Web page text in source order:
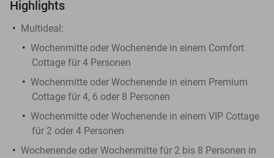
Highlights
Multideal:
Wochenmitte oder Wochenende in einem Comfort
Cottage für 4 Personen
Wochenmitte oder Wochenende in einem Premium
Cottage für 4, 6 oder 8 Personen
Wochenmitte oder Wochenende in einem VIP Cottage
für 2 oder 4 Personen
Wochenende oder Wochenmitte für 2 bis 8 Personen in